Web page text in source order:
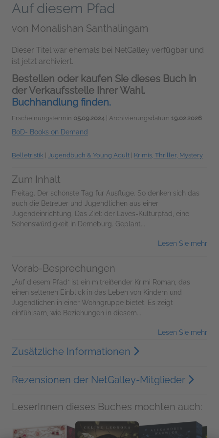
Auf diesem Pfad
von Monalishan Santhalingam
Dieser Titel war ehemals bei NetGalley verfügbar und
ist jetzt archiviert.
Bestellen oder kaufen Sie dieses Buch in
der Verkaufsstelle Ihrer Wahl.
Buchhandlung finden.
Erscheinungstermin 05.09.2024 | Archivierungsdatum 19.02.2026
BoD- Books on Demand
Belletristik | Jugendbuch & Young Adult | Krimis, Thriller, Mystery
Zum Inhalt
Freitag. Der schönste Tag für Ausflüge. So denken sich das
auch die Betreuer und Jugendlichen aus einer
Jugendeinrichtung. Das Ziel: der Laves-Kulturpfad, eine
Sehenswürdigkeit in Derneburg. Geplant...
Lesen Sie mehr
Vorab-Besprechungen
„Auf diesem Pfad“ ist ein mitreißender Krimi Roman, das
einen seltenen Einblick in das Leben von Kindern und
Jugendlichen in einer Wohngruppe bietet. Es zeigt
einfühlsam, wie Beziehungen in diesem...
Lesen Sie mehr
Zusätzliche Informationen
Rezensionen der NetGalley-Mitglieder
LeserInnen dieses Buches mochten auch: